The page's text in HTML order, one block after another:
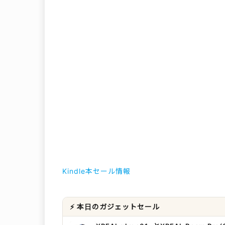
Kindle本セール情報
⚡ 本日のガジェットセール